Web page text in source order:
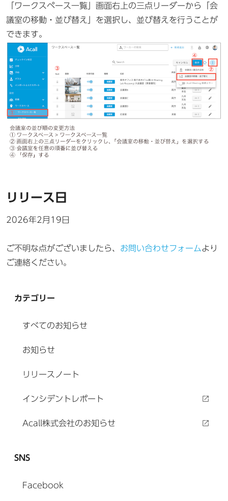
「ワークスペース一覧」画面右上の三点リーダーから「会
議室の移動・並び替え」を選択し、並び替えを行うことが
できます。
リリース日
2026年2月19日
ご不明な点がございましたら、 お問い合わせフォームより
ご連絡ください。
カテゴリー
すべてのお知らせ
お知らせ
リリースノート
インシデントレポート
Acall株式会社のお知らせ
SNS
Facebook